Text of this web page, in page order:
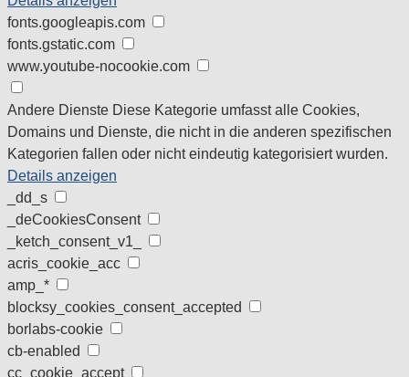
fonts.googleapis.com
fonts.gstatic.com
www.youtube-nocookie.com
Andere Dienste Diese Kategorie umfasst alle Cookies,
Domains und Dienste, die nicht in die anderen spezifischen
Kategorien fallen oder nicht eindeutig kategorisiert wurden.
Details anzeigen
_dd_s
_deCookiesConsent
_ketch_consent_v1_
acris_cookie_acc
amp_*
blocksy_cookies_consent_accepted
borlabs-cookie
cb-enabled
cc_cookie_accept